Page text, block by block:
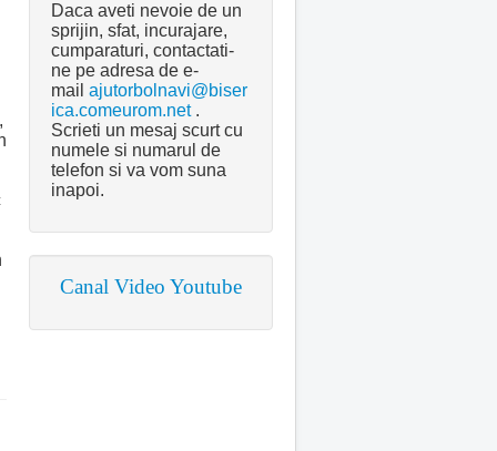
Daca aveti nevoie de un
sprijin, sfat, incurajare,
cumparaturi, contactati-
ne pe adresa de e-
mail ajutorbolnavi@biser
ica.comeurom.net.
Scrieti un mesaj scurt cu
numele si numarul de
telefon si va vom suna
inapoi.
Canal Video Youtube